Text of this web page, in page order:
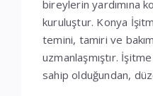
bireylerin yardımına
kuruluştur. Konya
temini, tamiri ve
uzmanlaşmıştır.
sahip olduğundan,